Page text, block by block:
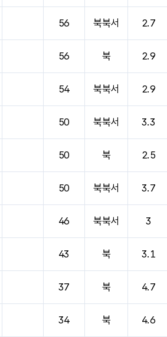
56 북북서 2.7
56 북 2.9
54 북북서 2.9
50 북북서 3.3
50 북 2.5
50 북북서 3.7
46 북북서 3
43 북 3.1
37 북 4.7
34 북 4.6